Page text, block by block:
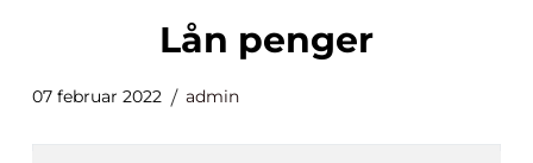
lån penger
07 februar 2022 admin